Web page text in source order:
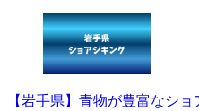
【岩手県】青物が豊富なシ